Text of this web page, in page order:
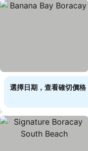
選擇日期，查看確切價格